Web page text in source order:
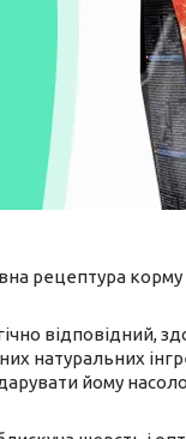
рецептура
відповідний,
натуральних
йому